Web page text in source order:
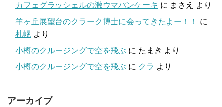
カフェグラッシェルの激ウマパンケーキ に まさえ
より
羊ヶ丘展望台のクラーク博士に会ってきたよー！！
に
札幌 より
小樽のクルージングで空を飛ぶ に たまき より
小樽のクルージングで空を飛ぶ に クラ より
アーカイブ